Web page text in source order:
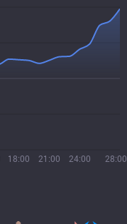
18:00 21:00 24:00 28:00